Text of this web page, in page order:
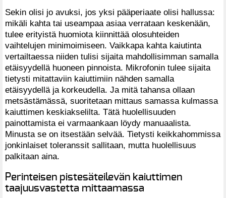
Sekin olisi jo avuksi, jos yksi pääperiaate olisi hallussa:
mikäli kahta tai useampaa asiaa verrataan keskenään,
tulee erityistä huomiota kiinnittää olosuhteiden
vaihtelujen minimoimiseen. Vaikkapa kahta kaiutinta
vertailtaessa niiden tulisi sijaita mahdollisimman samalla
etäisyydellä huoneen pinnoista. Mikrofonin tulee sijaita
tietysti mitattaviin kaiuttimiin nähden samalla
etäisyydellä ja korkeudella. Ja mitä tahansa ollaan
metsästämässä, suoritetaan mittaus samassa kulmassa
kaiuttimen keskiakselilta. Tätä huolellisuuden
painottamista ei varmaankaan löydy manuaalista.
Minusta se on itsestään selvää. Tietysti keikkahommissa
jonkinlaiset toleranssit sallitaan, mutta huolellisuus
palkitaan aina.
Perinteisen pistesäteilevän kaiuttimen
taajuusvastetta mittaamassa